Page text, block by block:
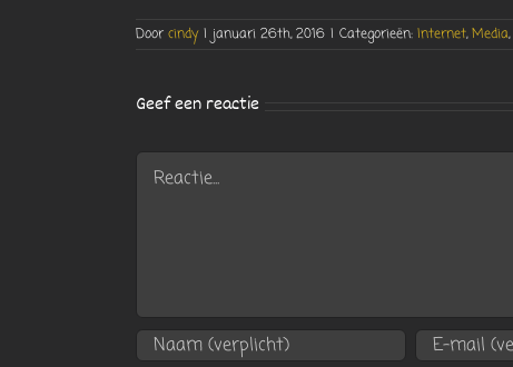
Door cindy | januari 26th, 2016 | Categorieën: Internet,Media,
Geef een reactie
Reactie